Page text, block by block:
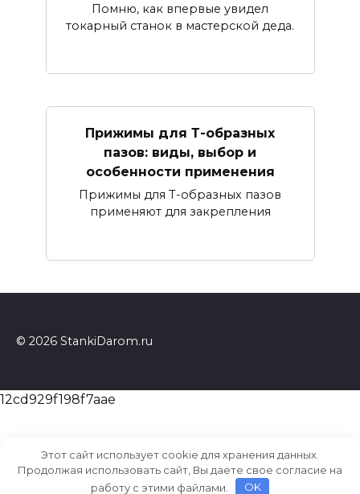
Помню, как впервые увидел
токарный станок в мастерской деда.
Прижимы для Т-образных
пазов: виды, выбор и
особенности применения
Прижимы для Т-образных пазов
применяют для закрепления
© 2026 StankiDarom.ru
12cd929f198f7aae
Этот сайт использует cookie для хранения данных.
Продолжая использовать сайт, Вы даете свое согласие на
работу с этими файлами.
OK